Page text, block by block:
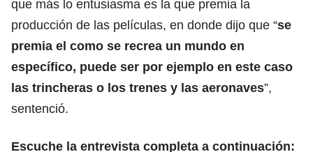
que más lo entusiasma es la que premia la
producción de las películas, en donde dijo que “se
premia el como se recrea un mundo en
específico, puede ser por ejemplo en este caso
las trincheras o los trenes y las aeronaves”,
sentenció.
Escuche la entrevista completa a continuación: